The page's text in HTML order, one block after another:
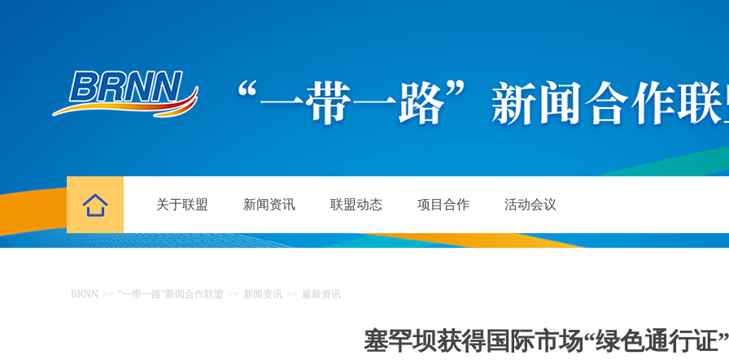
关于联盟 新闻资讯 联盟动态 项目合作 活动会议
BRNN >> “一带一路”新闻合作联盟 >> 新闻资讯 >> 最新资讯
塞罕坝获得国际市场“绿色通行证”